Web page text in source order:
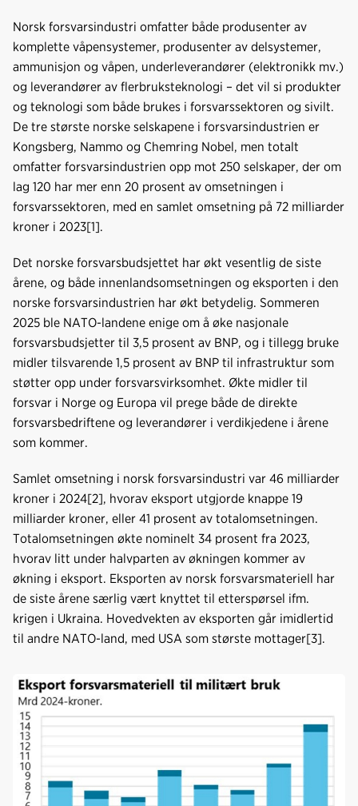
Norsk forsvarsindustri omfatter både produsenter av
komplette våpensystemer, produsenter av delsystemer,
ammunisjon og våpen, underleverandører (elektronikk mv.)
og leverandører av flerbruksteknologi – det vil si produkter
og teknologi som både brukes i forsvarssektoren og sivilt.
De tre største norske selskapene i forsvarsindustrien er
Kongsberg, Nammo og Chemring Nobel, men totalt
omfatter forsvarsindustrien opp mot 250 selskaper, der om
lag 120 har mer enn 20 prosent av omsetningen i
forsvarssektoren, med en samlet omsetning på 72 milliarder
kroner i 2023[1].
Det norske forsvarsbudsjettet har økt vesentlig de siste
årene, og både innenlandsomsetningen og eksporten i den
norske forsvarsindustrien har økt betydelig. Sommeren
2025 ble NATO-landene enige om å øke nasjonale
forsvarsbudsjetter til 3,5 prosent av BNP, og i tillegg bruke
midler tilsvarende 1,5 prosent av BNP til infrastruktur som
støtter opp under forsvarsvirksomhet. Økte midler til
forsvar i Norge og Europa vil prege både de direkte
forsvarsbedriftene og leverandører i verdikjedene i årene
som kommer.
Samlet omsetning i norsk forsvarsindustri var 46 milliarder
kroner i 2024[2], hvorav eksport utgjorde knappe 19
milliarder kroner, eller 41 prosent av totalomsetningen.
Totalomsetningen økte nominelt 34 prosent fra 2023,
hvorav litt under halvparten av økningen kommer av
økning i eksport. Eksporten av norsk forsvarsmateriell har
de siste årene særlig vært knyttet til etterspørsel ifm.
krigen i Ukraina. Hovedvekten av eksporten går imidlertid
til andre NATO-land, med USA som største mottager[3].